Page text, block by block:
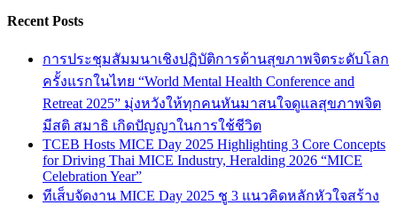
Recent Posts
การประชุมสัมมนาเชิงปฏิบัติการด้านสุขภาพจิตระดับโลก
ครั้งแรกในไทย “World Mental Health Conference and
Retreat 2025” มุ่งหวังให้ทุกคนหันมาสนใจดูแลสุขภาพจิต
มีสติ สมาธิ เกิดปัญญาในการใช้ชีวิต
TCEB Hosts MICE Day 2025 Highlighting 3 Core Concepts
for Driving Thai MICE Industry, Heralding 2026 “MICE
Celebration Year”
ทีเส็บจัดงาน MICE Day 2025 ชู 3 แนวคิดหลักหัวใจสร้าง